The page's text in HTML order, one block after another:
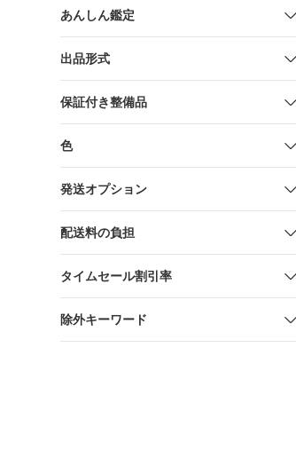
あんしん鑑定
出品形式
保証付き整備品
色
発送オプション
配送料の負担
タイムセール割引率
除外キーワード